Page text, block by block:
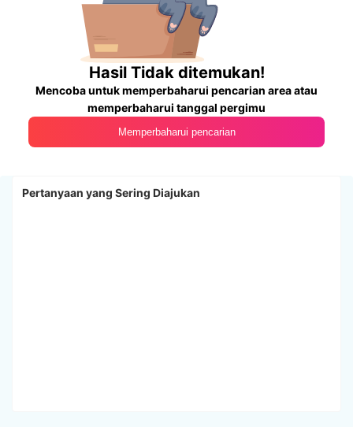
Hasil Tidak ditemukan!
Mencoba untuk memperbaharui pencarian area atau
memperbaharui tanggal pergimu
Memperbaharui pencarian
Pertanyaan yang Sering Diajukan